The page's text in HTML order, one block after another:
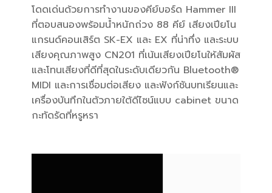
โดดเด่นด้วยการทำงานของคีย์บอร์ด Hammer III
ที่ตอบสนองพร้อมน้ำหนักถ่วง 88 คีย์ เสียงเปียโน
แกรนด์คอนเสิร์ต SK-EX และ EX ที่น่าทึ่ง และระบบ
เสียงคุณภาพสูง CN201 ที่เน้นเสียงเปียโนให้สัมผัส
และโทนเสียงที่ดีที่สุดในระดับเดียวกัน Bluetooth®
MIDI และการเชื่อมต่อเสียง และฟังก์ชันบทเรียนและ
เครื่องบันทึกในตัวภายใต้ดีไซน์แบบ cabinet ขนาด
กะทัดรัดที่หรูหรา